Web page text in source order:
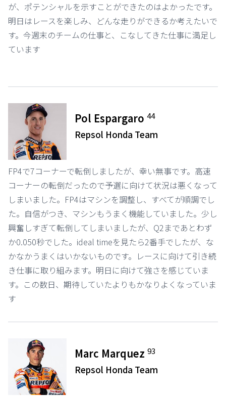
が、ポテンシャルを示すことができたのはよかったです。
明日はレースを楽しみ、どんな走りができるか考えたいで
す。今週末のチームの仕事と、こなしてきた仕事に満足し
ています
Pol Espargaro44
Repsol Honda Team
FP4で7コーナーで転倒しましたが、幸い無事です。高速
コーナーの転倒だったので予選に向けて状況は悪くなって
しまいました。FP4はマシンを調整し、すべてが順調でし
た。自信がつき、マシンもうまく機能していました。少し
興奮しすぎて転倒してしまいましたが、Q2まであとわず
か0.050秒でした。ideal timeを見たら2番手でしたが、な
かなかうまくはいかないものです。レースに向けて引き続
き仕事に取り組みます。明日に向けて強さを感じていま
す。この数日、期待していたよりもかなりよくなっていま
す
Marc Marquez93
Repsol Honda Team